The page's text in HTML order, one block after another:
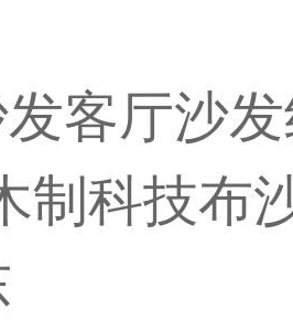
客厅沙
制科技布